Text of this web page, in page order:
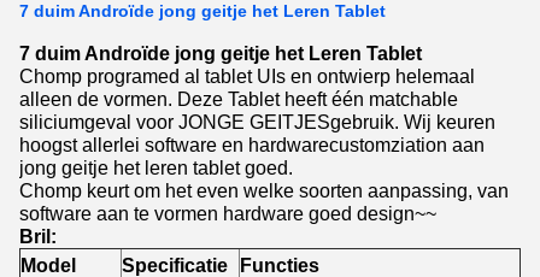
7 duim Androïde jong geitje het Leren Tablet
7 duim Androïde jong geitje het Leren Tablet
Chomp programed al tablet UIs en ontwierp helemaal
alleen de vormen. Deze Tablet heeft één matchable
siliciumgeval voor JONGE GEITJESgebruik. Wij keuren
hoogst allerlei software en hardwarecustomziation aan
jong geitje het leren tablet goed.
Chomp keurt om het even welke soorten aanpassing, van
software aan te vormen hardware goed design~~
Bril:
Model Specificatie Functies